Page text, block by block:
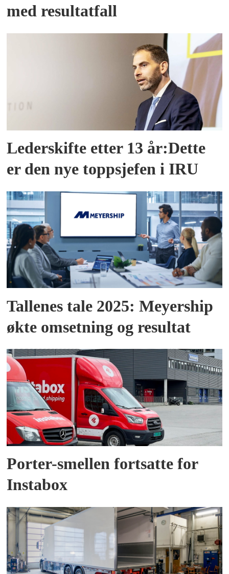
med resultatfall
Lederskifte etter 13 år:Dette
er den nye toppsjefen i IRU
Tallenes tale 2025: Meyership
økte omsetning og resultat
Porter-smellen fortsatte for
Instabox